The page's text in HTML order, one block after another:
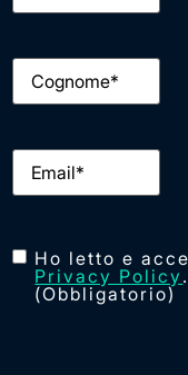
Cognome
Email
Consenso
Ho letto e
Privacy Policy
(Obbligatorio)